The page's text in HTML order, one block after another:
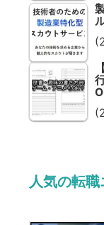
人気の転職